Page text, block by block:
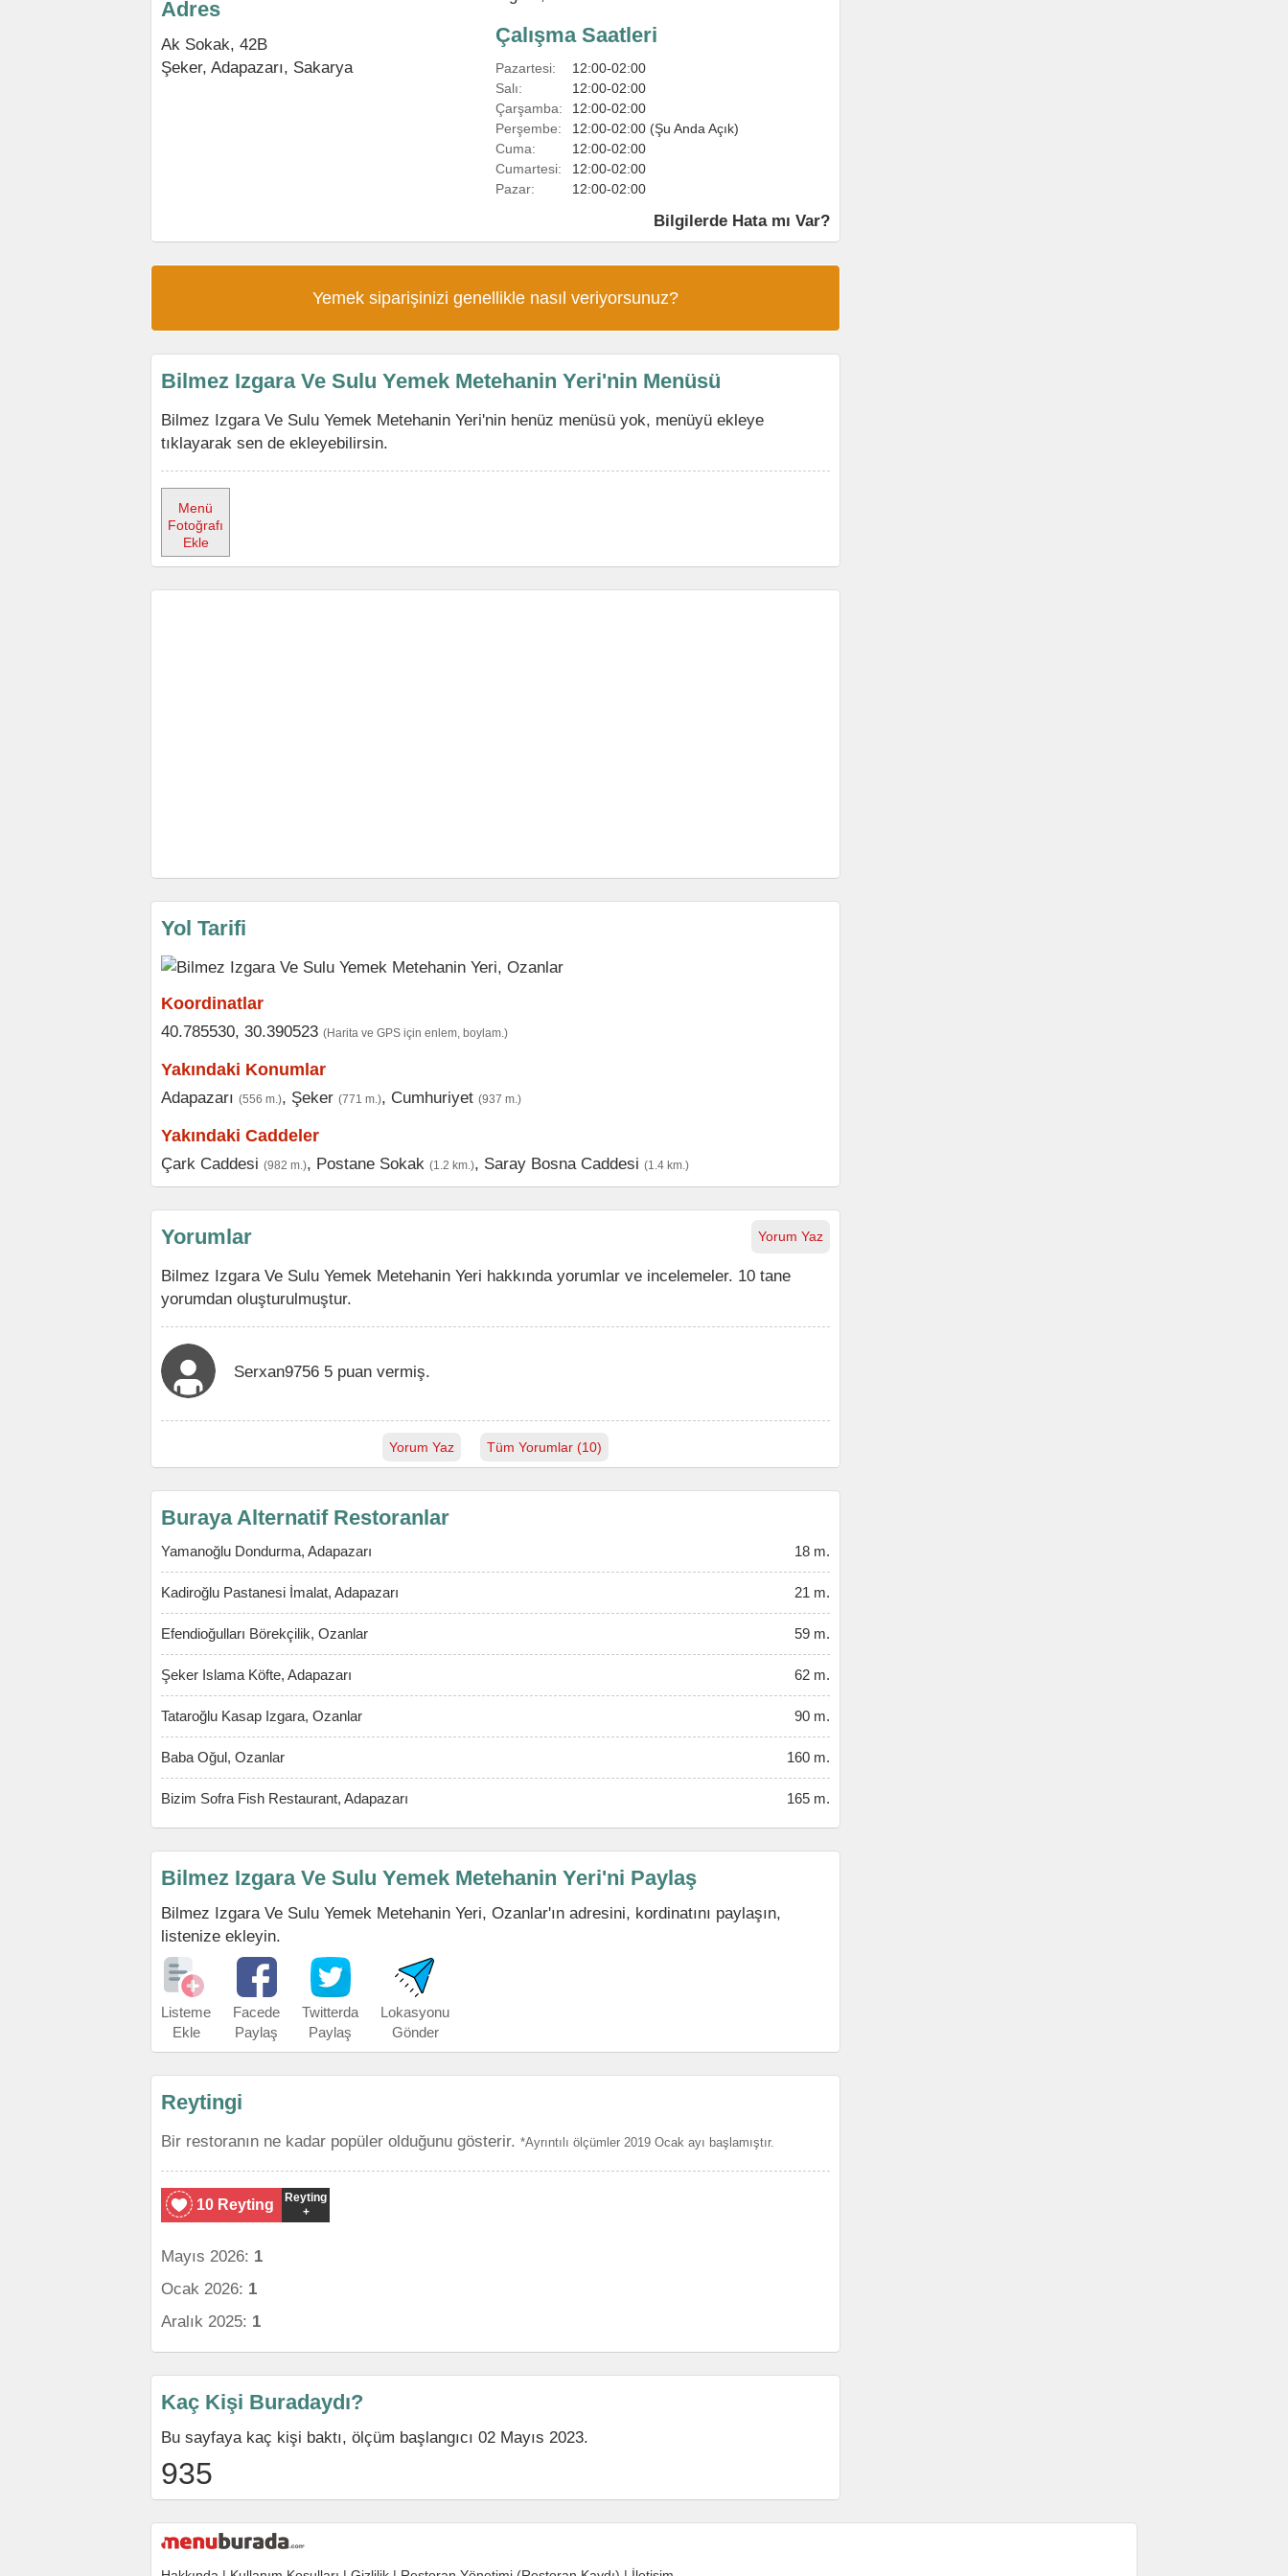
Adres
Ak Sokak, 42B
Şeker, Adapazarı, Sakarya
Çalışma Saatleri
Pazartesi:
12:00-02:00
Salı:
12:00-02:00
Çarşamba:
12:00-02:00
Perşembe:
12:00-02:00 (Şu Anda Açık)
Cuma:
12:00-02:00
Cumartesi:
12:00-02:00
Pazar:
12:00-02:00
Bilgilerde Hata mı Var?
Yemek siparişinizi genellikle nasıl veriyorsunuz?
Bilmez Izgara Ve Sulu Yemek Metehanin Yeri'nin Menüsü
Bilmez Izgara Ve Sulu Yemek Metehanin Yeri'nin henüz menüsü yok, menüyü ekleye
tıklayarak sen de ekleyebilirsin.
Menü
Fotoğrafı
Ekle
Yol Tarifi
Koordinatlar
40.785530, 30.390523 (Harita ve GPS için enlem, boylam.)
Yakındaki Konumlar
Adapazarı (556 m.), Şeker (771 m.), Cumhuriyet (937 m.)
Yakındaki Caddeler
Çark Caddesi (982 m.), Postane Sokak (1.2 km.), Saray Bosna Caddesi (1.4 km.)
Yorum Yaz
Yorumlar
Bilmez Izgara Ve Sulu Yemek Metehanin Yeri hakkında yorumlar ve incelemeler. 10 tane
yorumdan oluşturulmuştur.
Serxan9756 5 puan vermiş.
Yorum Yaz Tüm Yorumlar (10)
Buraya Alternatif Restoranlar
Yamanoğlu Dondurma, Adapazarı 18 m.
Kadiroğlu Pastanesi İmalat, Adapazarı 21 m.
Efendioğulları Börekçilik, Ozanlar 59 m.
Şeker Islama Köfte, Adapazarı 62 m.
Tataroğlu Kasap Izgara, Ozanlar 90 m.
Baba Oğul, Ozanlar 160 m.
Bizim Sofra Fish Restaurant, Adapazarı 165 m.
Bilmez Izgara Ve Sulu Yemek Metehanin Yeri'ni Paylaş
Bilmez Izgara Ve Sulu Yemek Metehanin Yeri, Ozanlar'ın adresini, kordinatını paylaşın,
listenize ekleyin.
Listeme
Ekle
Facede
Paylaş
Twitterda
Paylaş
Lokasyonu
Gönder
Reytingi
Bir restoranın ne kadar popüler olduğunu gösterir. *Ayrıntılı ölçümler 2019 Ocak ayı başlamıştır.
10 Reyting
Reyting
+
Mayıs 2026: 1
Ocak 2026: 1
Aralık 2025: 1
Kaç Kişi Buradaydı?
Bu sayfaya kaç kişi baktı, ölçüm başlangıcı 02 Mayıs 2023.
935